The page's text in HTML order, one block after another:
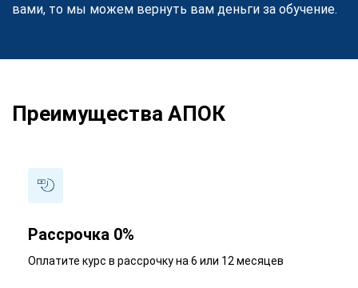
вами, то мы можем вернуть вам деньги за обучение.
Преимущества АПОК
Рассрочка 0%
Оплатите курс в рассрочку на 6 или 12 месяцев